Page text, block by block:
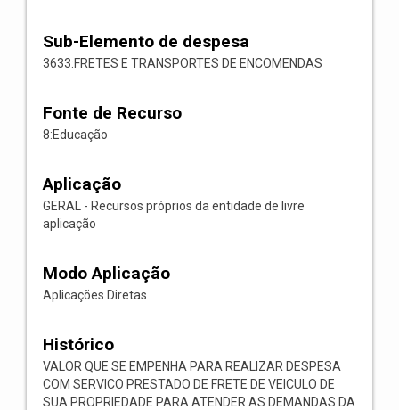
Sub-Elemento de despesa
3633:FRETES E TRANSPORTES DE ENCOMENDAS
Fonte de Recurso
8:Educação
Aplicação
GERAL - Recursos próprios da entidade de livre
aplicação
Modo Aplicação
Aplicações Diretas
Histórico
VALOR QUE SE EMPENHA PARA REALIZAR DESPESA
COM SERVICO PRESTADO DE FRETE DE VEICULO DE
SUA PROPRIEDADE PARA ATENDER AS DEMANDAS DA